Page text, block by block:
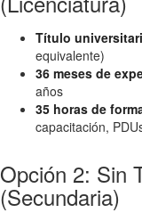
Título
equivalente)
36 meses de
años
35 horas de
capacitación,
Opción 2: Sin
(Secundaria)